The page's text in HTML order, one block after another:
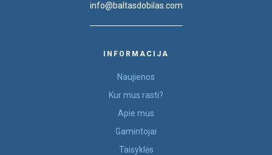
info@baltasdobilas.com
INFORMACIJA
Naujienos
Kur mus rasti?
Apie mus
Gamintojai
Taisyklės